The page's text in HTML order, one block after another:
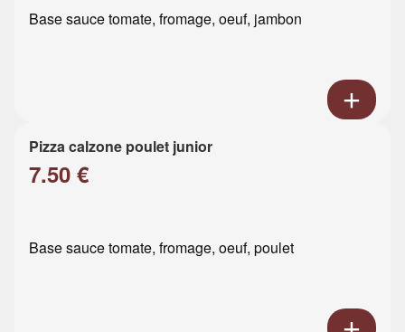
Base sauce tomate, fromage, oeuf, jambon
Pizza calzone poulet junior
7.50 €
Base sauce tomate, fromage, oeuf, poulet